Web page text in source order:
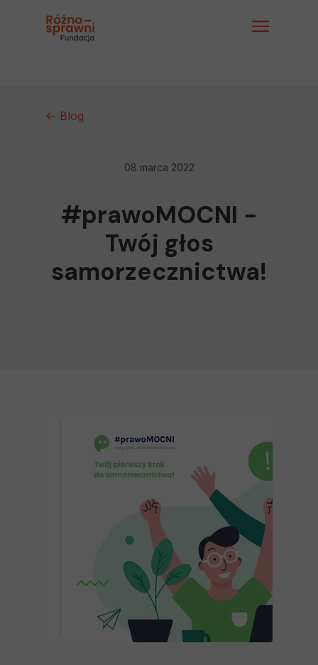
<- Blog
08 marca 2022
#prawoMOCNI -
Twój głos
samorzecznictwa!